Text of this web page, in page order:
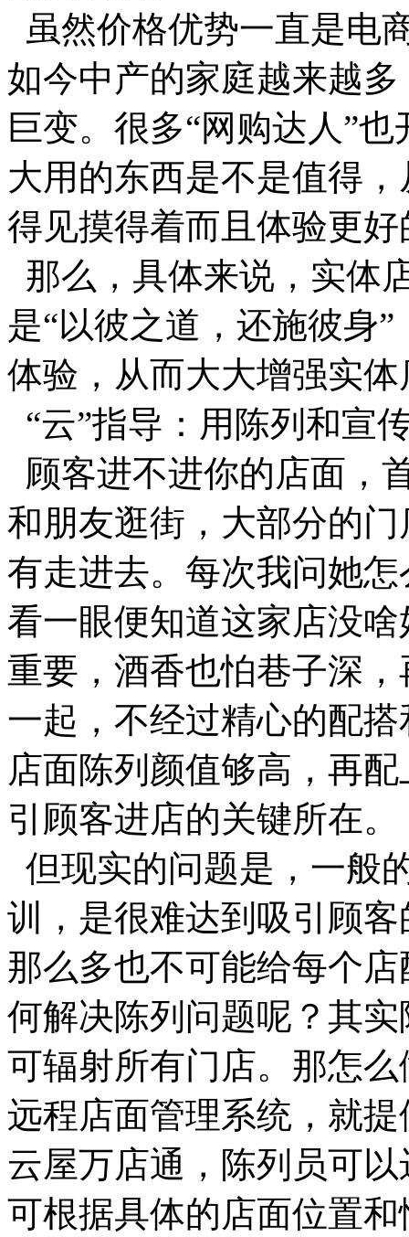
虽然价格优势一直是电
如今中产的家庭越来越
巨变。很多“网购达人”
大用的东西是不是值得
得见摸得着而且体验更
那么，具体来说，实体
是“以彼之道，还施彼身
体验，从而大大增强实
“云”指导：用陈列和宣
顾客进不进你的店面，
和朋友逛街，大部分的
有走进去。每次我问她
看一眼便知道这家店没
重要，酒香也怕巷子深
一起，不经过精心的配
店面陈列颜值够高，再
引顾客进店的关键所在。
但现实的问题是，一般
训，是很难达到吸引顾
那么多也不可能给每个
何解决陈列问题呢？其
可辐射所有门店。那怎
远程店面管理系统，就
云屋万店通，陈列员可
可根据具体的店面位置